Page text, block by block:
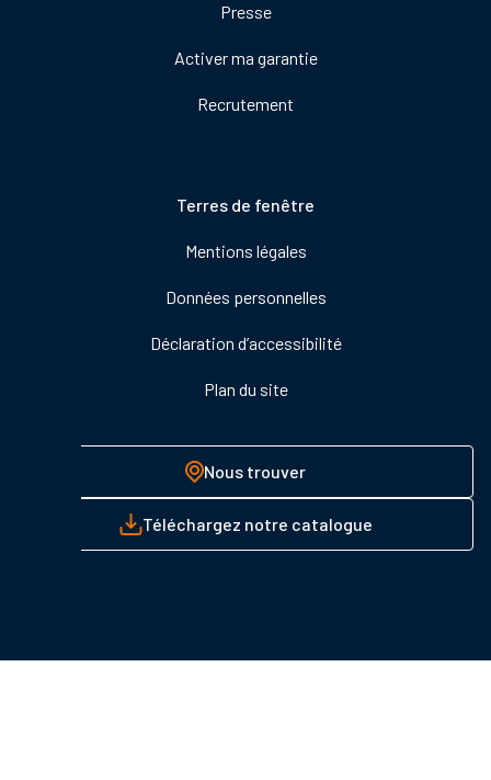
Presse
Activer ma garantie
Recrutement
Terres de fenêtre
Mentions légales
Données personnelles
Déclaration d’accessibilité
Plan du site
Nous trouver
Téléchargez notre catalogue